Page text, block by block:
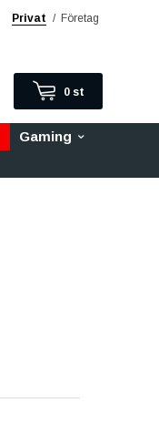
Privat / Företag
0 st
Gaming